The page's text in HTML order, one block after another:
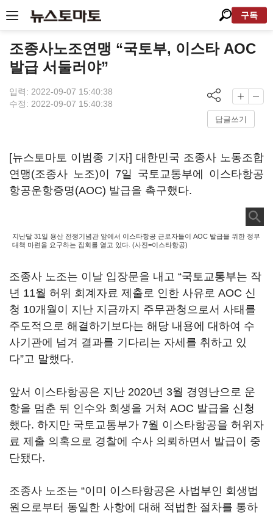
구독
조종사노조연맹 “국토부, 이스타 AOC
발급 서둘러야”
입력: 2022-09-07 15:40:38
수정: 2022-09-07 15:40:38
답글쓰기
[뉴스토마토 이범종 기자] 대한민국 조종사 노동조합
연맹(조종사 노조)이 7일 국토교통부에 이스타항공
항공운항증명(AOC) 발급을 촉구했다.
지난달 31일 용산 전쟁기념관 앞에서 이스타항공 근로자들이 AOC 발급을 위한 정부
대책 마련을 요구하는 집회를 열고 있다. (사진=이스타항공)
조종사 노조는 이날 입장문을 내고 “국토교통부는 작
년 11월 허위 회계자료 제출로 인한 사유로 AOC 신
청 10개월이 지난 지금까지 주무관청으로서 사태를
주도적으로 해결하기보다는 해당 내용에 대하여 수
사기관에 넘겨 결과를 기다리는 자세를 취하고 있
다”고 말했다.
앞서 이스타항공은 지난 2020년 3월 경영난으로 운
항을 멈춘 뒤 인수와 회생을 거쳐 AOC 발급을 신청
했다. 하지만 국토교통부가 7월 이스타항공을 허위자
료 제출 의혹으로 경찰에 수사 의뢰하면서 발급이 중
단됐다.
조종사 노조는 “이미 이스타항공은 사법부인 회생법
원으로부터 동일한 사항에 대해 적법한 절차를 통하